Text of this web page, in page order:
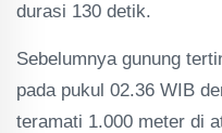
durasi 130 detik.
Sebelumnya gunung
pada pukul 02.36 WIB
teramati 1.000 meter di